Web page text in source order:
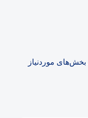
بخش‌های موردنیاز